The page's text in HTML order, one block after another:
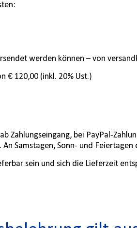
werden können – von
€ 120,00 (inkl. 20% Ust.)
Zahlungseingang, bei PayPal-
Samstagen, Sonn- und Feiertagen
sein und sich die Lieferzeit